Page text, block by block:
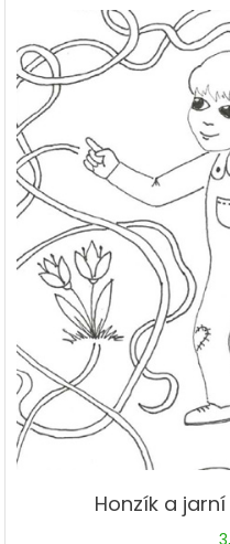
Honzík a